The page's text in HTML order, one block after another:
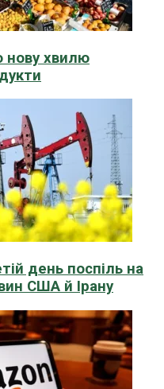
хвилю
день поспіль на
США й Ірану